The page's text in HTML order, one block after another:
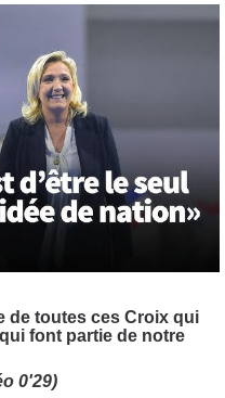
de toutes ces Croix qui
font partie de notre
0'29)